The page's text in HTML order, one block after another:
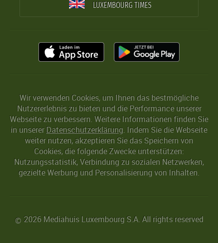
LUXEMBOURG TIMES
Wir verwenden Cookies, um Ihnen das bestmögliche
Nutzererlebnis zu bieten und die Performance unserer
Webseite zu verbessern. Weitere Informationen finden Sie
in unserer Datenschutzerklärung. Indem Sie die Webseite
weiter nutzen, akzeptieren Sie das Speichern von
Cookies, die folgende Zwecke unterstützen:
Nutzungsstatistik, Verbindung zu sozialen Netzwerken,
gezielte Werbung und Personalisierung von Inhalten.
© 2026 Mediahuis Luxembourg S.A. All rights reserved